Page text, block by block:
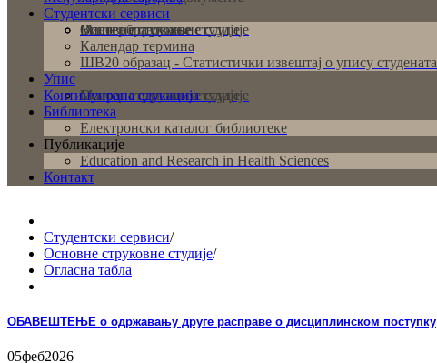
Студентски сервиси
Основне струковне студије
Мастер струковне студије
Више образовање
Календар термина
ШВ20 образац - Статистички извештај о упису студената
Упис
Основне струковне студије
Мастер струковне студије
Континуирана едукација
Библиотека
Електронски каталог библиотеке
Публикације
Education and Research in Health Sciences
Контакт
Студентски сервиси/
Основне струковне студије/
Огласна табла
ОБАВЕШТЕЊЕ о одржавању друге расправе о дисциплинском поступку
05феб2026